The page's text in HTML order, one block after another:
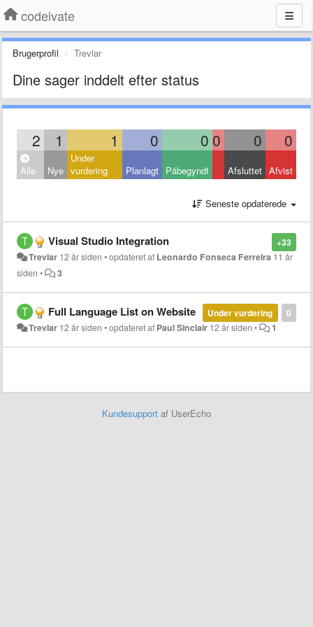
codeivate
Brugerprofil Trevlar
Dine sager inddelt efter status
2 1 1 0 0 0 0 0
Alle Nye
Under
vurdering
Planlagt Påbegyndt Afsluttet Afvist
Seneste opdaterede
+33
Visual Studio Integration
Trevlar 12 år siden •opdateret af Leonardo Fonseca Ferreira 11 år
siden • 3
0
Under vurdering
Full Language List on Website
Trevlar 12 år siden •opdateret af Paul Sinclair 12 år siden • 1
Kundesupport af UserEcho